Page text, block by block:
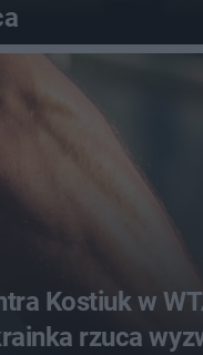
Kostiuk w
rzuca